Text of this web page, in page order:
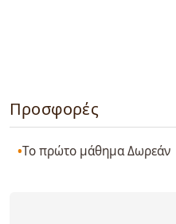
Προσφορές
Το πρώτο μάθημα Δωρεάν